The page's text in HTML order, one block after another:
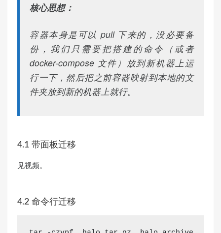
核心思想：
容器本身是可以 pull 下来的，没必要备
份，我们只需要把搭建的命令（或者
docker-compose 文件）放到新机器上运
行一下，然后把之前容器映射到本地的文
件夹放到新的机器上就行。
4.1 带面板迁移
见视频。
4.2 命令行迁移